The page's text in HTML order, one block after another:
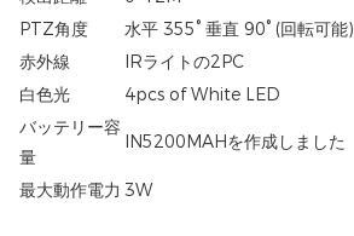
PTZ角度
水平 355° 垂直 90° (回転可能)
赤外線
IRライトの2PC
白色光
4pcs of White LED
バッテリー容
量
IN5200MAHを作成しました
最大動作電力 3W